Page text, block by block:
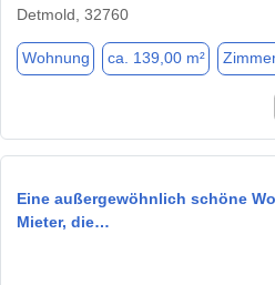
Detmold, 32760
Wohnung ca. 139,00 m²
Eine außergewöhnlich schöne
Mieter, die…